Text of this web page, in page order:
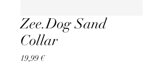
Zee.Dog Sand
Collar
19,99 €Precio